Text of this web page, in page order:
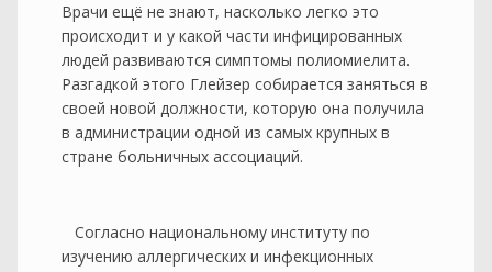
Врачи ещё не знают, насколько легко это
происходит и у какой части инфицированных
людей развиваются симптомы полиомиелита.
Разгадкой этого Глейзер собирается заняться в
своей новой должности, которую она получила
в администрации одной из самых крупных в
стране больничных ассоциаций.
Согласно национальному институту по
изучению аллергических и инфекционных